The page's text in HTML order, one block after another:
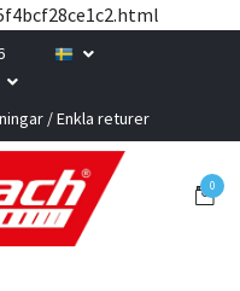
/ Enkla returer
0